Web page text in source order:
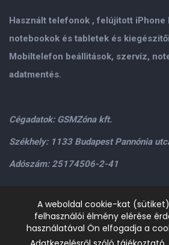
Használt telefonok , felújitott iPhone
notebookok és tabletek és
Mobiltelefon beállitások, szervíz,
adatmentés.
Cégadatok: GSMZóna kft.
Székhely: 1133 Budapest Pannónia
Adószám: 25174506-2-41
Személyes átvétel: GSMZóna kft.
H-P: 9.00-17.00,Szo: 9.00-13.00
A weboldal cookie-kat
felhasználói élmény elérése
használatával Ön elfogadja a